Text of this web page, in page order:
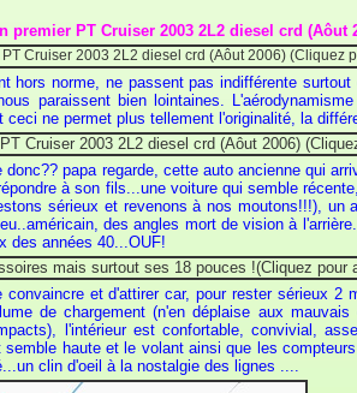
premier PT Cruiser 2003 2L2 diesel crd (Aôut
hors norme, ne passent pas indifférente
paraissent bien lointaines.
ne permet plus tellement l'originalité, la
papa regarde, cette auto ancienne qui
à son fils...une voiture qui semble
sérieux et revenons à nos moutons!!!), un
des angles mort de vision à
des années 40...OUF!
et d'attirer car, pour rester sérieux 2
de chargement (n'en déplaise aux
l'intérieur est confortable, convivial,
haute et le volant ainsi que les
clin d'oeil à la nostalgie des lignes ....